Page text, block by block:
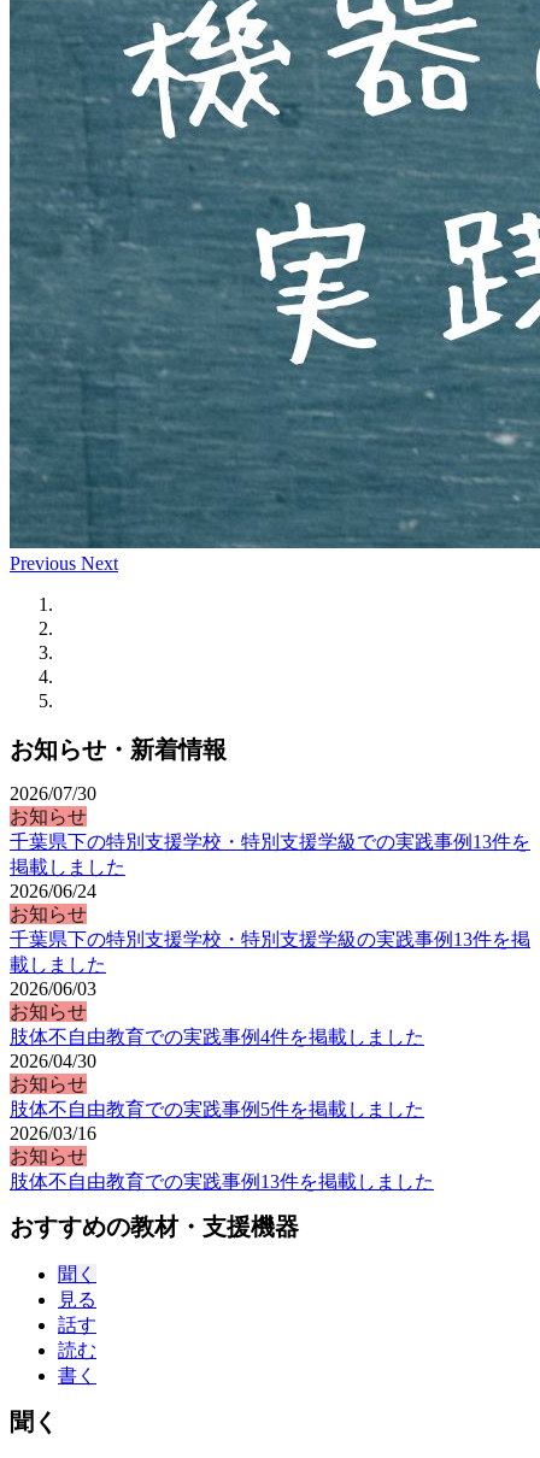
Previous Next
お知らせ・新着情報
2026/07/30
お知らせ
千葉県下の特別支援学校・特別支援学級での実践事例13件を
掲載しました
2026/06/24
お知らせ
千葉県下の特別支援学校・特別支援学級の実践事例13件を掲
載しました
2026/06/03
お知らせ
肢体不自由教育での実践事例4件を掲載しました
2026/04/30
お知らせ
肢体不自由教育での実践事例5件を掲載しました
2026/03/16
お知らせ
肢体不自由教育での実践事例13件を掲載しました
おすすめの教材・支援機器
聞く
見る
話す
読む
書く
聞く